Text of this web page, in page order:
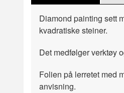
Diamond painting sett
kvadratiske steiner.
Det medfølger verktøy
Folien på lerretet med
anvisning.